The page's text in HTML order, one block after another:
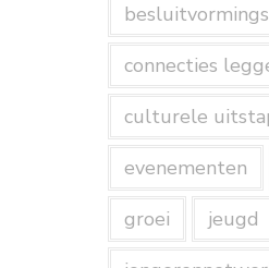
connecties
culturele
evenementen
groei
jeugd